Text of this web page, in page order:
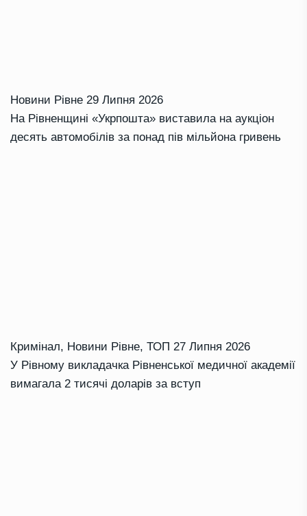
Новини Рівне 29 Липня 2026
На Рівненщині «Укрпошта» виставила на аукціон
десять автомобілів за понад пів мільйона гривень
Кримінал, Новини Рівне, ТОП 27 Липня 2026
У Рівному викладачка Рівненської медичної академії
вимагала 2 тисячі доларів за вступ